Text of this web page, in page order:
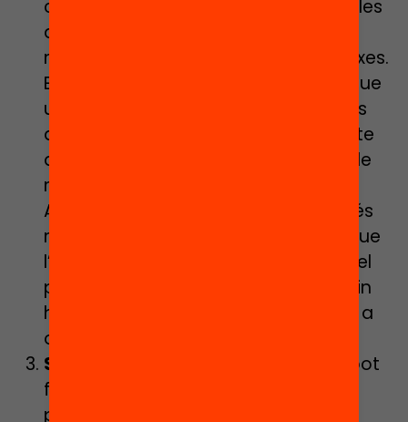
contextualització de cadascuna de les
activitats i a l’explicació de les
motivacions i objectius de les mateixes.
El feedback autoreferencial, aquell que
ubica l’alumne en el seu propi procés
d’aprenentatge, mostra més impacte
que l’assignació de notes i la resta de
mecanismes de feedback normatiu.
Ara que el contacte amb l’alumnat és
més limitat, esdevé més necessari que
l’alumne conegui en quin moment del
procés d’aprenentatge es troba, quin
ha estat el seu punt de partida i fins a
on volem que arribi.
Simple, millor
: si el professorat no pot
fer un acompanyament a distància
permanent, és recomanable que